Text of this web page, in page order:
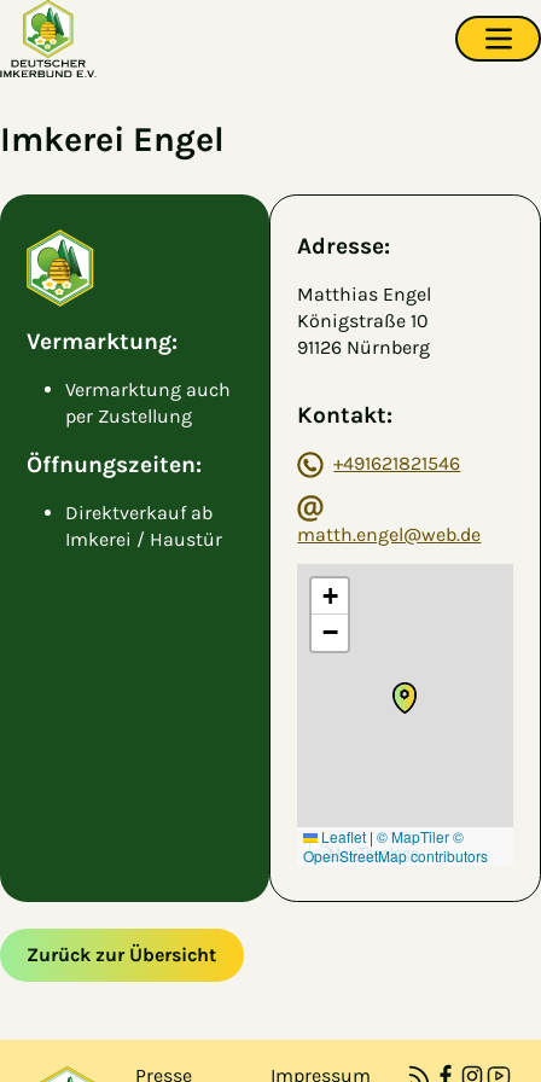
Zum Hauptinhalt springen
Imkerei Engel
Vermarktung:
Vermarktung auch
per Zustellung
Öffnungszeiten:
Direktverkauf ab
Imkerei / Haustür
Adresse:
Matthias Engel
Königstraße 10
91126 Nürnberg
Kontakt:
+491621821546
matth.engel@web.de
+
−
Leaflet | © MapTiler©
OpenStreetMap contributors
Zurück zur Übersicht
Presse
Impressum